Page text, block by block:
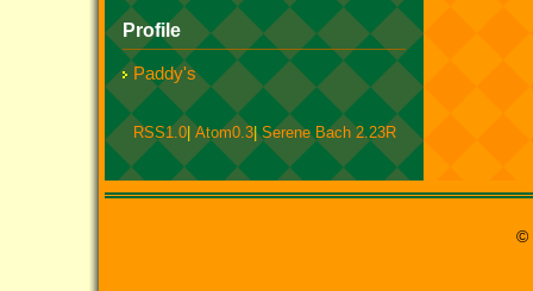
Profile
Paddy's
RSS1.0| Atom0.3| Serene Bach 2.23R
©